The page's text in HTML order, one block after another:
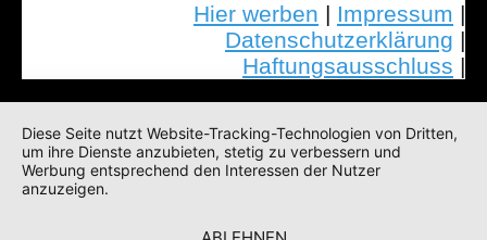
Hier werben | Impressum |
Datenschutzerklärung |
Haftungsausschluss |
Diese Seite nutzt Website-Tracking-Technologien von Dritten,
um ihre Dienste anzubieten, stetig zu verbessern und
Werbung entsprechend den Interessen der Nutzer
anzuzeigen.